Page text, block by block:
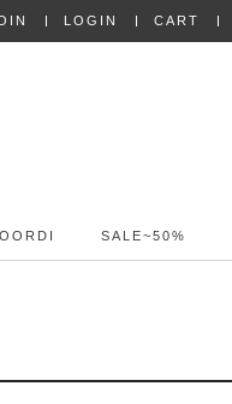
LOGIN CART
SALE~50%